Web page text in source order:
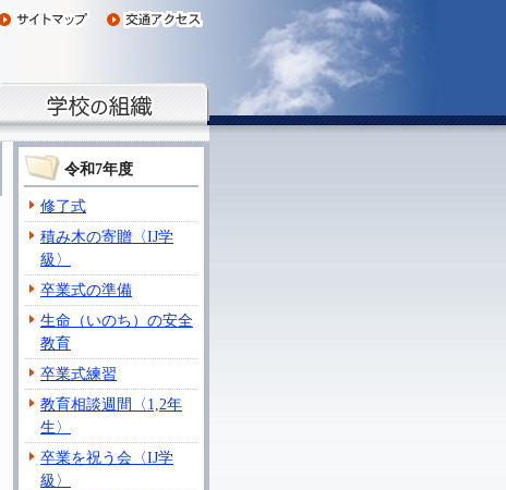
令和7年度
修了式
積み木の寄贈〈IJ学
級〉
卒業式の準備
生命（いのち）の安全
教育
卒業式練習
教育相談週間〈1,2年
生〉
卒業を祝う会〈IJ学
級〉